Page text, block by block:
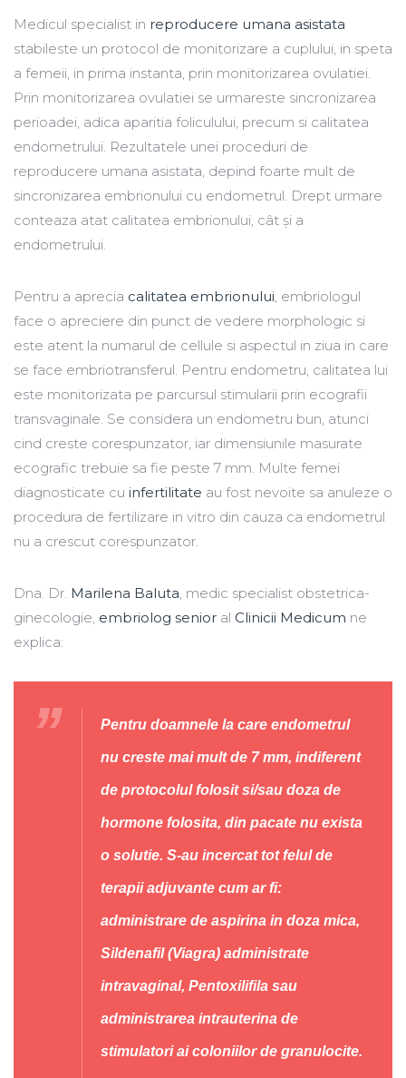
Medicul specialist in reproducere umana asistata
stabileste un protocol de monitorizare a cuplului, in speta
a femeii, in prima instanta, prin monitorizarea ovulatiei.
Prin monitorizarea ovulatiei se urmareste sincronizarea
perioadei, adica aparitia foliculului, precum si calitatea
endometrului. Rezultatele unei proceduri de
reproducere umana asistata, depind foarte mult de
sincronizarea embrionului cu endometrul. Drept urmare
conteaza atat calitatea embrionului, cât și a
endometrului.
Pentru a aprecia calitatea embrionului, embriologul
face o apreciere din punct de vedere morphologic si
este atent la numarul de cellule si aspectul in ziua in care
se face embriotransferul. Pentru endometru, calitatea lui
este monitorizata pe parcursul stimularii prin ecografii
transvaginale. Se considera un endometru bun, atunci
cind creste corespunzator, iar dimensiunile masurate
ecografic trebuie sa fie peste 7 mm. Multe femei
diagnosticate cu infertilitate au fost nevoite sa anuleze o
procedura de fertilizare in vitro din cauza ca endometrul
nu a crescut corespunzator.
Dna. Dr. Marilena Baluta, medic specialist obstetrica-
ginecologie, embriolog senior al Clinicii Medicum ne
explica:
Pentru doamnele la care endometrul
nu creste mai mult de 7 mm, indiferent
de protocolul folosit si/sau doza de
hormone folosita, din pacate nu exista
o solutie. S-au incercat tot felul de
terapii adjuvante cum ar fi:
administrare de aspirina in doza mica,
Sildenafil (Viagra) administrate
intravaginal, Pentoxilifila sau
administrarea intrauterina de
stimulatori ai coloniilor de granulocite.